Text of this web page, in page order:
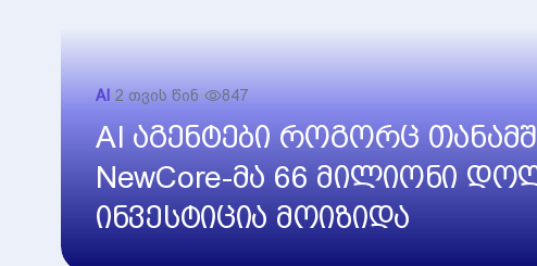
AI •2 თვის წინ• 847
AI აგენტები როგორც
NewCore-მა 66 მილიონი
ინვესტიცია მოიზიდა